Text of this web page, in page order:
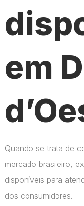
em
Quando se trata de
mercado brasileiro,
disponíveis para
dos consumidores.